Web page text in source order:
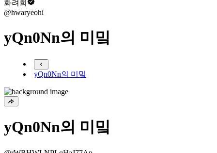
화려희
@hwaryeohi
yQn0Nn의 미밐
yQn0Nn의 미밐
yQn0Nn의 미밐